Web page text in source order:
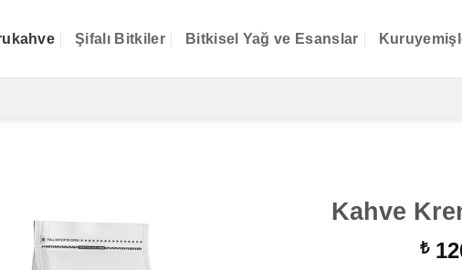
Şifalı Bitkiler Bitkisel Yağ ve Esanslar
Kahve
₺